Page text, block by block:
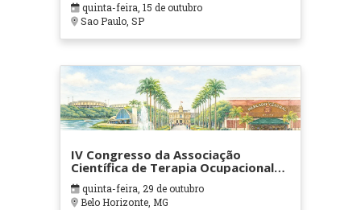
quinta-feira, 15 de outubro
Sao Paulo, SP
IV Congresso da Associação
Científica de Terapia Ocupacional
em Contextos Hospitalares e
Cuidados Paliativos - ATOHOSP
quinta-feira, 29 de outubro
Belo Horizonte, MG